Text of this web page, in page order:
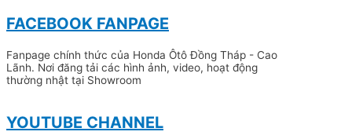
FACEBOOK FANPAGE
Fanpage chính thức của Honda Ôtô Đồng Tháp - Cao
Lãnh. Nơi đăng tải các hình ảnh, video, hoạt động
thường nhật tại Showroom
YOUTUBE CHANNEL